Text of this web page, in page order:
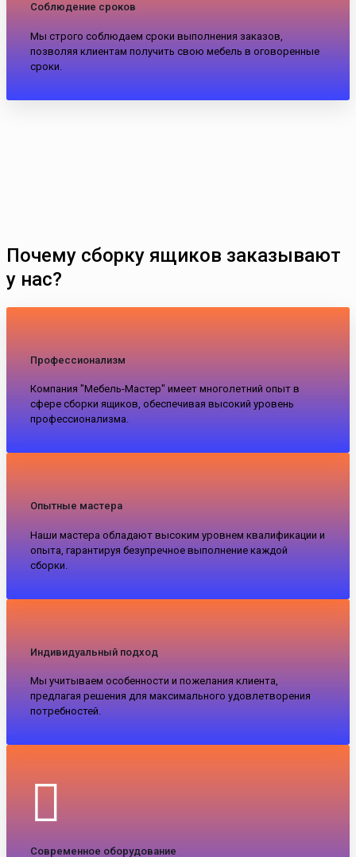
Соблюдение сроков
Мы строго соблюдаем сроки выполнения заказов,
позволяя клиентам получить свою мебель в оговоренные
сроки.
Почему сборку ящиков заказывают
у нас?
Профессионализм
Компания "Мебель-Мастер" имеет многолетний опыт в
сфере сборки ящиков, обеспечивая высокий уровень
профессионализма.
Опытные мастера
Наши мастера обладают высоким уровнем квалификации и
опыта, гарантируя безупречное выполнение каждой
сборки.
Индивидуальный подход
Мы учитываем особенности и пожелания клиента,
предлагая решения для максимального удовлетворения
потребностей.
Современное оборудование